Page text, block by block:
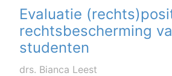
Evaluatie
rechtsbescherming
studenten
drs. Bianca Leest